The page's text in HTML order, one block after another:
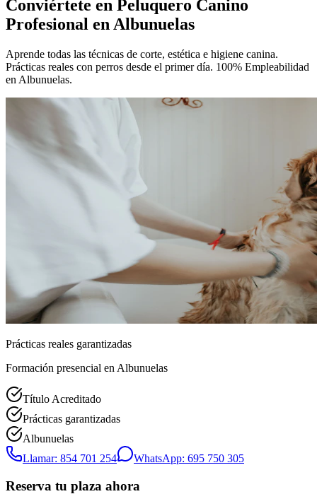
Conviértete en Peluquero Canino
Profesional en Albunuelas
Aprende todas las técnicas de corte, estética e higiene canina.
Prácticas reales con perros desde el primer día. 100% Empleabilidad
en Albunuelas.
Prácticas reales garantizadas
Formación presencial en Albunuelas
Título Acreditado
Prácticas garantizadas
Albunuelas
Llamar: 854 701 254
WhatsApp: 695 750 305
Reserva tu plaza ahora